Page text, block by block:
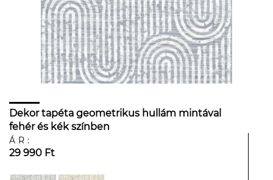
Dekor tapéta geometrikus hullám mintával
fehér és kék színben
ÁR:
29 990 Ft